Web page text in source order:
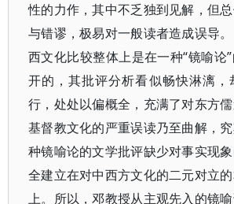
性的力作，其中不乏独到见解，但
与错谬，极易对一般读者造成误导
西文化比较整体上是在一种“镜喻论
开的，其批评分析看似畅快淋漓，
行，处处以偏概全，充满了对东方
基督教文化的严重误读乃至曲解，
种镜喻论的文学批评缺少对事实现
全建立在对中西方文化的二元对立
上。所以，邓教授从主观先入的镜